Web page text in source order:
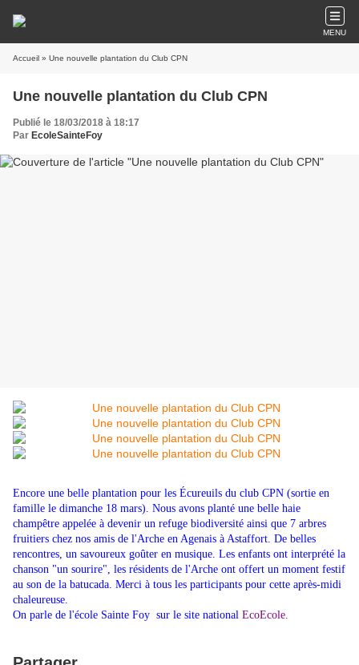
MENU
Accueil » Une nouvelle plantation du Club CPN
Une nouvelle plantation du Club CPN
Publié le 18/03/2018 à 18:17
Par EcoleSainteFoy
Encore une belle plantation pour les Écureuils du club CPN (sortie en
famille le dimanche 18 mars). Nous avons planté une belle haie
champêtre appelée à devenir un refuge biodiversité ainsi que 7 arbres
fruitiers chez nos amis de l'Arche en Agenais à Astaffort. De belles
rencontres, un savoureux goûter en musique. Les enfants ont interprété la
chanson "un sourire", les résidents de l'Arche ont offert un moment festif
au son de la batucada. Merci à tous les participants pour cette après-midi
chaleureuse.
On parle de l'école Sainte Foy sur le site national EcoEcole.